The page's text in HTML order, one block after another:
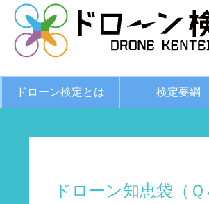
ドローン検定とは 検定要綱
ドローン知恵袋（